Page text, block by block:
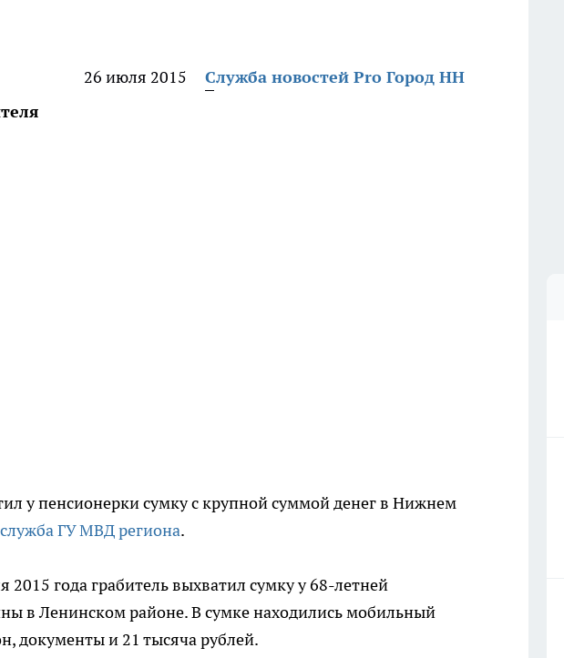
26 июля 2015
Служба новостей Pro Город НН
у пенсионерки сумку с крупной суммой денег в Нижнем
ГУ МВД региона.
2015 года грабитель выхватил сумку у 68-летней
в Ленинском районе. В сумке находились мобильный
документы и 21 тысяча рублей.